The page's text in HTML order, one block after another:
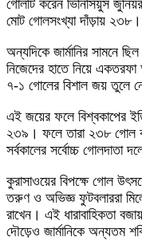
গোলটি করেন ভিনিসিয়ুস
মোট গোলসংখ্যা দাঁড়ায় ২৩৮।
অন্যদিকে জার্মানির সামনে
নিজেদের হাতে নিয়ে একতরফা
৭-১ গোলের বিশাল জয় তুলে
এই জয়ের ফলে বিশ্বকাপের
২৩৯। ফলে তারা ২৩৮ গোল
সর্বকালের সর্বোচ্চ গোলদাতা
কুরাসাওয়ের বিপক্ষে গোল
তরুণ ও অভিজ্ঞ ফুটবলাররা
রাখেন। এই ধারাবাহিকতা
দৌড়েও জার্মানিকে অন্যতম